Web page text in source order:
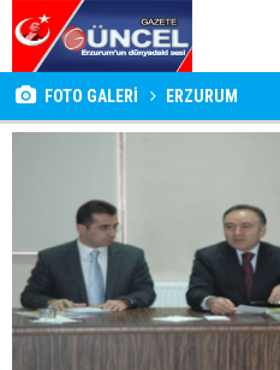
FOTO GALERİ ERZURUM